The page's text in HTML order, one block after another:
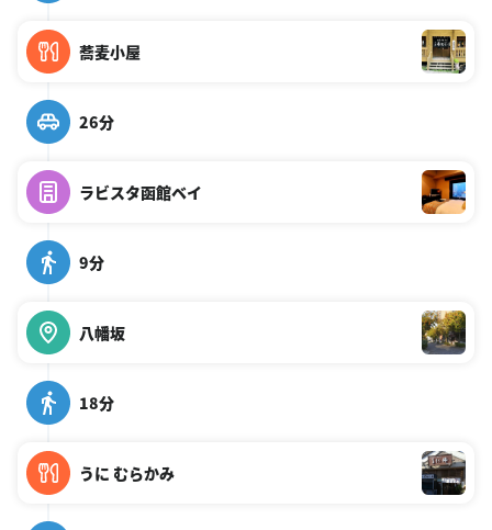
蕎麦小屋
26分
ラビスタ函館ベイ
9分
八幡坂
18分
うに むらかみ